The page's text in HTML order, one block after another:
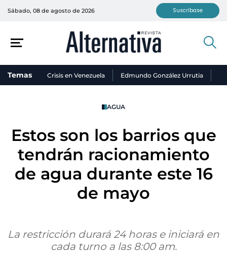
Sábado, 08 de agosto de 2026 Suscríbase
Temas Crisis en Venezuela Edmundo González Urrutia
AGUA
Estos son los barrios que
tendrán racionamiento
de agua durante este 16
de mayo
La restricción durará 24 horas e iniciará en
cada turno a las 8:00 am.